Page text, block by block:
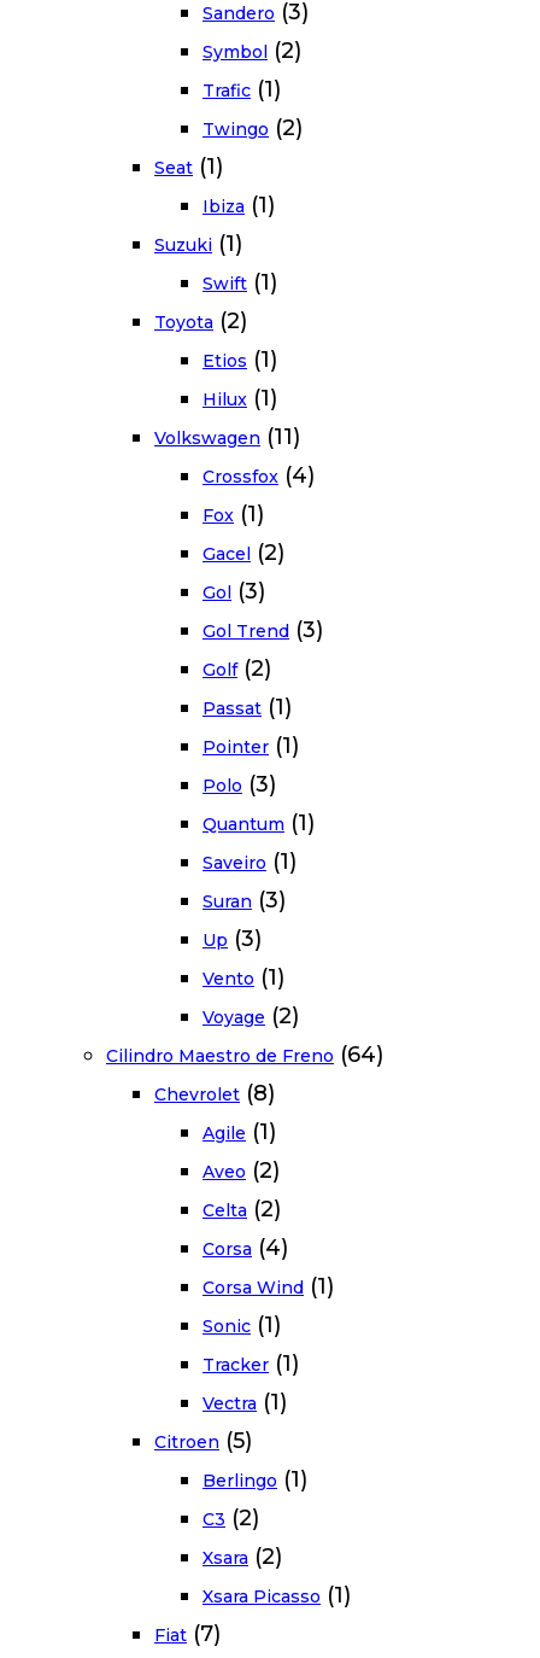
Sandero (3)
Symbol (2)
Trafic (1)
Twingo (2)
Seat (1)
Ibiza (1)
Suzuki (1)
Swift (1)
Toyota (2)
Etios (1)
Hilux (1)
Volkswagen (11)
Crossfox (4)
Fox (1)
Gacel (2)
Gol (3)
Gol Trend (3)
Golf (2)
Passat (1)
Pointer (1)
Polo (3)
Quantum (1)
Saveiro (1)
Suran (3)
Up (3)
Vento (1)
Voyage (2)
Cilindro Maestro de Freno (64)
Chevrolet (8)
Agile (1)
Aveo (2)
Celta (2)
Corsa (4)
Corsa Wind (1)
Sonic (1)
Tracker (1)
Vectra (1)
Citroen (5)
Berlingo (1)
C3 (2)
Xsara (2)
Xsara Picasso (1)
Fiat (7)